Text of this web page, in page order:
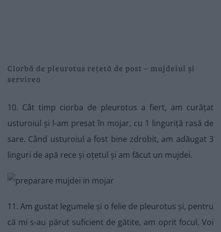
Ciorbă de pleurotus rețetă de post – mujdeiul și
servirea
10. Cât timp ciorba de pleurotus a fiert, am curățat
usturoiul și l-am presat în mojar, cu 1 linguriță rasă de
sare. Când usturoiul a fost bine zdrobit, am adăugat 3
linguri de apă rece și oțetul și am făcut un mujdei.
11. Am gustat legumele și o felie de pleurotus și, pentru
că mi s-au părut suficient de gătite, am oprit focul. Voi